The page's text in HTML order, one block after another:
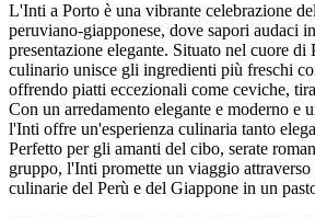
L'Inti a Porto è una vibrante celebrazione
peruviano-giapponese, dove sapori audaci
presentazione elegante. Situato nel cuore
culinario unisce gli ingredienti più freschi
offrendo piatti eccezionali come ceviche,
Con un arredamento elegante e moderno e
l'Inti offre un'esperienza culinaria tanto
Perfetto per gli amanti del cibo, serate
gruppo, l'Inti promette un viaggio
culinarie del Perù e del Giappone in un